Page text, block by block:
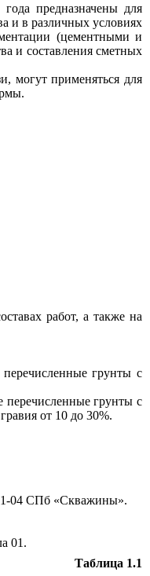
предназначены для
и в различных условиях
(цементными и
и составления сметных
могут применяться для
работ, а также на
грунты с
перечисленные грунты с
от 10 до 30%.
04 СПб «Скважины».
01.
Таблица 1.1